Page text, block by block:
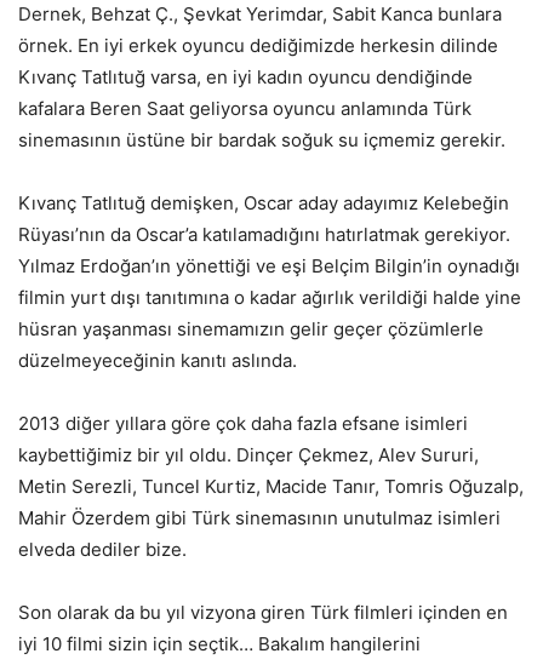
Dernek, Behzat Ç., Şevkat Yerimdar, Sabit Kanca bunlara
örnek. En iyi erkek oyuncu dediğimizde herkesin dilinde
Kıvanç Tatlıtuğ varsa, en iyi kadın oyuncu dendiğinde
kafalara Beren Saat geliyorsa oyuncu anlamında Türk
sinemasının üstüne bir bardak soğuk su içmemiz gerekir.
Kıvanç Tatlıtuğ demişken, Oscar aday adayımız Kelebeğin
Rüyası’nın da Oscar’a katılamadığını hatırlatmak gerekiyor.
Yılmaz Erdoğan’ın yönettiği ve eşi Belçim Bilgin’in oynadığı
filmin yurt dışı tanıtımına o kadar ağırlık verildiği halde yine
hüsran yaşanması sinemamızın gelir geçer çözümlerle
düzelmeyeceğinin kanıtı aslında.
2013 diğer yıllara göre çok daha fazla efsane isimleri
kaybettiğimiz bir yıl oldu. Dinçer Çekmez, Alev Sururi,
Metin Serezli, Tuncel Kurtiz, Macide Tanır, Tomris Oğuzalp,
Mahir Özerdem gibi Türk sinemasının unutulmaz isimleri
elveda dediler bize.
Son olarak da bu yıl vizyona giren Türk filmleri içinden en
iyi 10 filmi sizin için seçtik… Bakalım hangilerini